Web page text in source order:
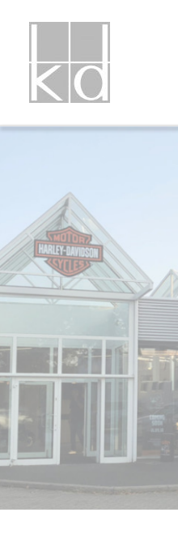
PROJEKTLISTE
PROJEKTUNTERTEILUNGEN
ÜBER UNS
PRESSE
KONTAKT
DATENSCHUTZ